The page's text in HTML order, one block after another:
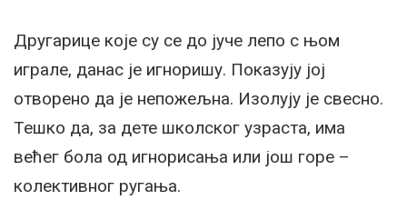
Другарице које су се до јуче лепо с њом
играле, данас је игноришу. Показују јој
отворено да је непожељна. Изолују је свесно.
Тешко да, за дете школског узраста, има
већег бола од игнорисања или још горе –
колективног ругања.